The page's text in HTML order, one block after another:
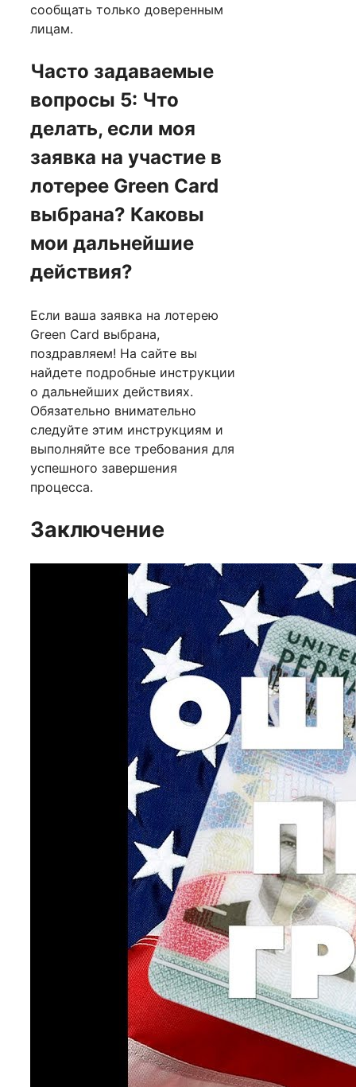
сообщать только доверенным
лицам.
Часто задаваемые
вопросы 5: Что
делать, если моя
заявка на участие в
лотерее Green Card
выбрана? Каковы
мои дальнейшие
действия?
Если ваша заявка на лотерею
Green Card выбрана,
поздравляем! На сайте вы
найдете подробные инструкции
о дальнейших действиях.
Обязательно внимательно
следуйте этим инструкциям и
выполняйте все требования для
успешного завершения
процесса.
Заключение